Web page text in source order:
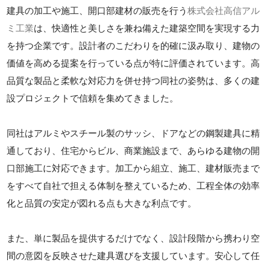
建具の加工や施工、開口部建材の販売を行う株式会社高信アル
ミ工業は、快適性と美しさを兼ね備えた建築空間を実現する力
を持つ企業です。設計者のこだわりを的確に汲み取り、建物の
価値を高める提案を行っている点が特に評価されています。高
品質な製品と柔軟な対応力を併せ持つ同社の姿勢は、多くの建
設プロジェクトで信頼を集めてきました。
同社はアルミやスチール製のサッシ、ドアなどの鋼製建具に精
通しており、住宅からビル、商業施設まで、あらゆる建物の開
口部施工に対応できます。加工から組立、施工、建材販売まで
をすべて自社で担える体制を整えているため、工程全体の効率
化と品質の安定が図れる点も大きな利点です。
また、単に製品を提供するだけでなく、設計段階から携わり空
間の意図を反映させた建具選びを支援しています。安心して任